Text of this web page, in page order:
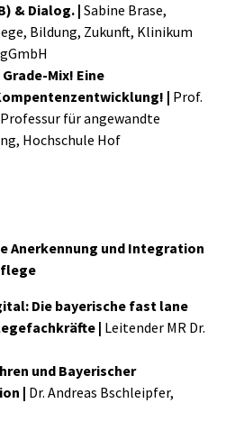
& Dialog. | Sabine Brase,
Bildung, Zukunft, Klinikum
Mix! Eine
| Prof.
für angewandte
Hochschule Hof
Anerkennung und Integration
Die bayerische fast lane
| Leitender MR Dr.
und Bayerischer
| Dr. Andreas Bschleipfer,